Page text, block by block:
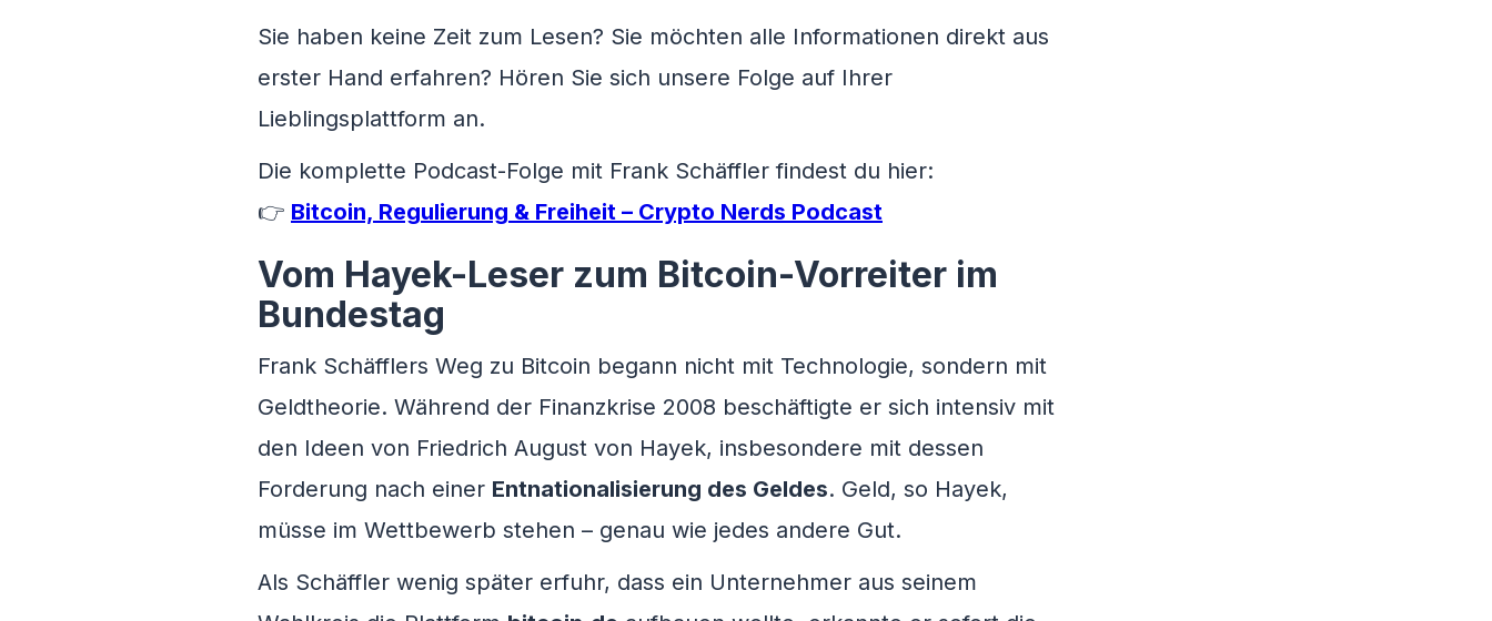
Sie haben keine Zeit zum Lesen? Sie möchten alle Informationen direkt aus
erster Hand erfahren? Hören Sie sich unsere Folge auf Ihrer
Lieblingsplattform an.
Die komplette Podcast-Folge mit Frank Schäffler findest du hier:
👉 Bitcoin, Regulierung & Freiheit – Crypto Nerds Podcast
Vom Hayek-Leser zum Bitcoin-Vorreiter im
Bundestag
Frank Schäfflers Weg zu Bitcoin begann nicht mit Technologie, sondern mit
Geldtheorie. Während der Finanzkrise 2008 beschäftigte er sich intensiv mit
den Ideen von Friedrich August von Hayek, insbesondere mit dessen
Forderung nach einer Entnationalisierung des Geldes. Geld, so Hayek,
müsse im Wettbewerb stehen – genau wie jedes andere Gut.
Als Schäffler wenig später erfuhr, dass ein Unternehmer aus seinem